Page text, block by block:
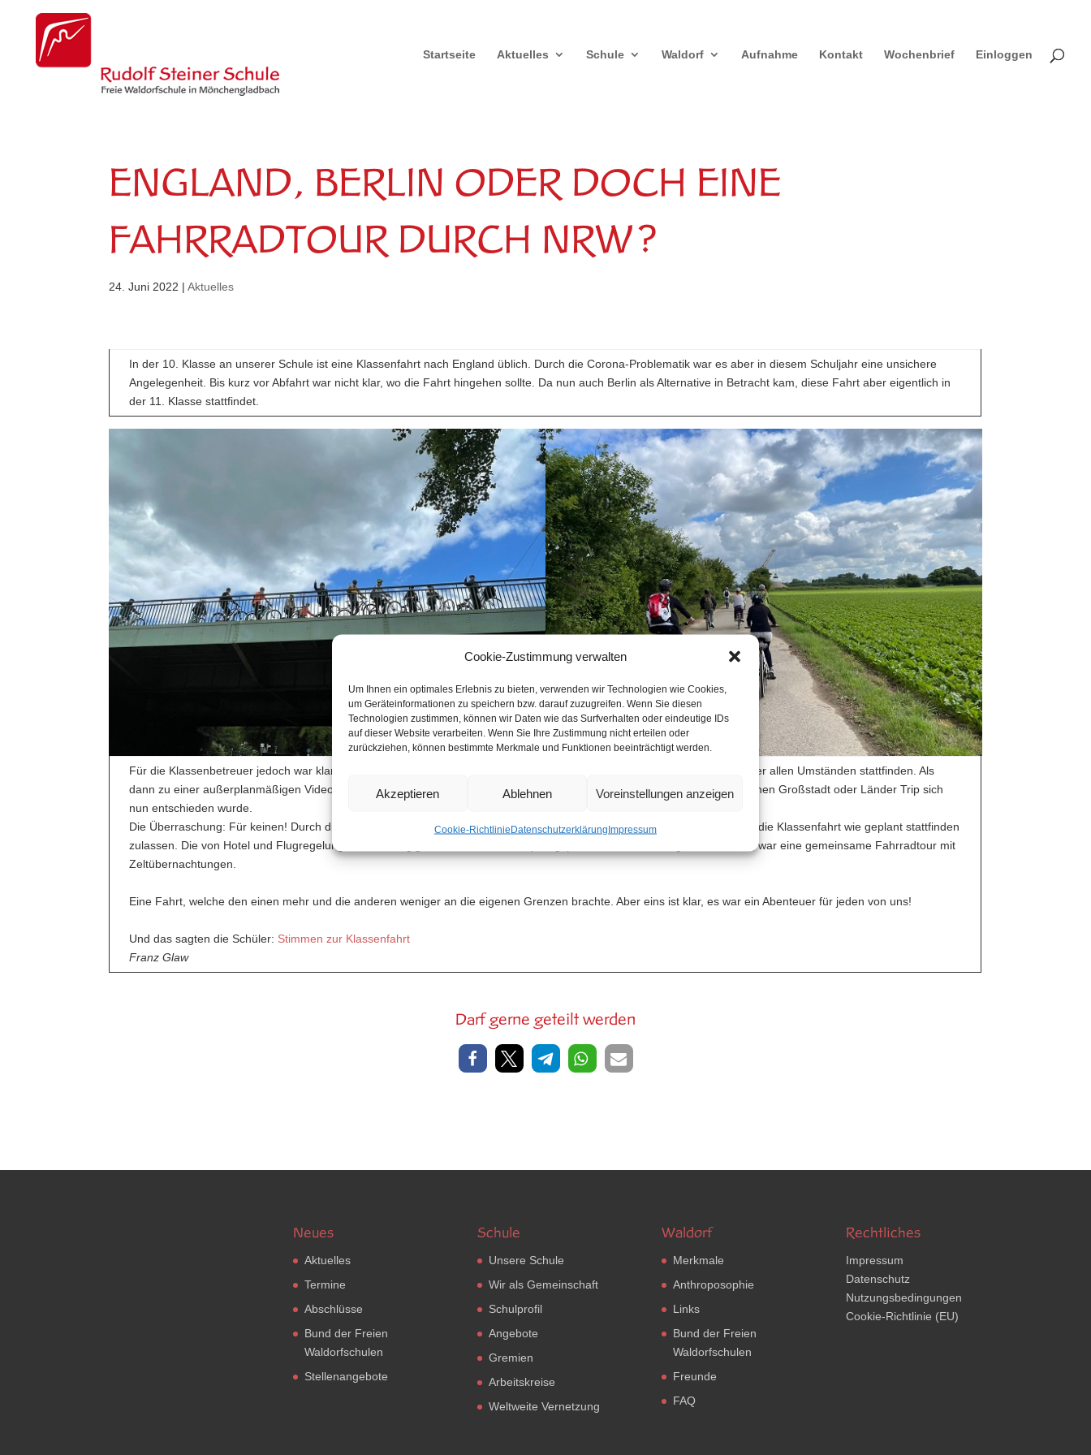
Cookie-Zustimmung verwalten
Um Ihnen ein optimales Erlebnis zu bieten, verwenden wir Technologien wie Cookies,
um Geräteinformationen zu speichern bzw. darauf zuzugreifen. Wenn Sie diesen
Technologien zustimmen, können wir Daten wie das Surfverhalten oder eindeutige IDs
auf dieser Website verarbeiten. Wenn Sie Ihre Zustimmung nicht erteilen oder
zurückziehen, können bestimmte Merkmale und Funktionen beeinträchtigt werden.
Akzeptieren Ablehnen Voreinstellungen anzeigen
Cookie-RichtlinieDatenschutzerklärungImpressum
Startseite Aktuelles Schule Waldorf Aufnahme Kontakt Wochenbrief Einloggen
ENGLAND, BERLIN ODER DOCH EINE
FAHRRADTOUR DURCH NRW?
24. Juni 2022 |Aktuelles
In der 10. Klasse an unserer Schule ist eine Klassenfahrt nach England üblich. Durch die Corona-Problematik war es aber in diesem Schuljahr eine unsichere
Angelegenheit. Bis kurz vor Abfahrt war nicht klar, wo die Fahrt hingehen sollte. Da nun auch Berlin als Alternative in Betracht kam, diese Fahrt aber eigentlich in
der 11. Klasse stattfindet.
Für die Klassenbetreuer jedoch war klar: Eine Klassenfahrt ist für die Gemeinschaftsbildung wichtig und sie sollte auch unter allen Umständen stattfinden. Als
dann zu einer außerplanmäßigen Videokonferenz mit Kernthema Klassenfahrt gerufen wurde, kam die Frage auf, für welchen Großstadt oder Länder Trip sich
nun entschieden wurde.
Die Überraschung: Für keinen! Durch die mittlerweile stark fortgeschrittene Zeit gab es nicht mehr wirklich die Möglichkeit, die Klassenfahrt wie geplant stattfinden
zulassen. Die von Hotel und Flugregelungen unabhängige Alternative zum Ursprungsplan und der ehemaligen Alternative, war eine gemeinsame Fahrradtour mit
Zeltübernachtungen.
Eine Fahrt, welche den einen mehr und die anderen weniger an die eigenen Grenzen brachte. Aber eins ist klar, es war ein Abenteuer für jeden von uns!
Und das sagten die Schüler: Stimmen zur Klassenfahrt
Franz Glaw
Darf gerne geteilt werden
Neues
Aktuelles
Termine
Abschlüsse
Bund der Freien
Waldorfschulen
Stellenangebote
Schule
Unsere Schule
Wir als Gemeinschaft
Schulprofil
Angebote
Gremien
Arbeitskreise
Weltweite Vernetzung
Waldorf
Merkmale
Anthroposophie
Links
Bund der Freien
Waldorfschulen
Freunde
FAQ
Rechtliches
Impressum
Datenschutz
Nutzungsbedingungen
Cookie-Richtlinie (EU)